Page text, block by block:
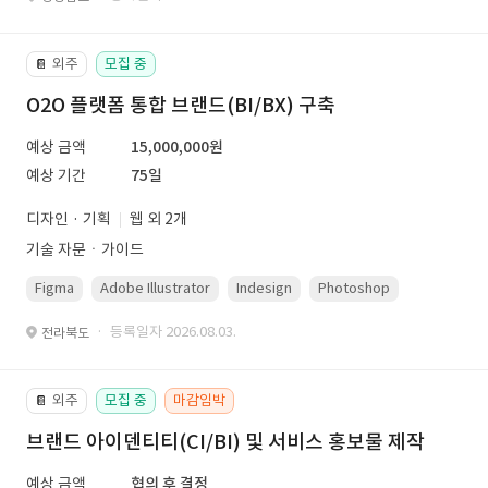
📔 외주 모집 중
O2O 플랫폼 통합 브랜드(BI/BX) 구축
예상 금액
15,000,000원
예상 기간
75일
디자인 · 기획
웹 외 2개
기술 자문ㆍ가이드
Figma Adobe Illustrator Indesign Photoshop
전라북도 · 등록일자 2026.08.03.
📔 외주 모집 중 마감임박
브랜드 아이덴티티(CI/BI) 및 서비스 홍보물 제작
예상 금액 협의 후 결정